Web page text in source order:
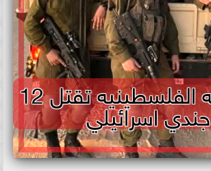
المقاومه الفلسطينيه تقتل 12
جندي اسرائيلي